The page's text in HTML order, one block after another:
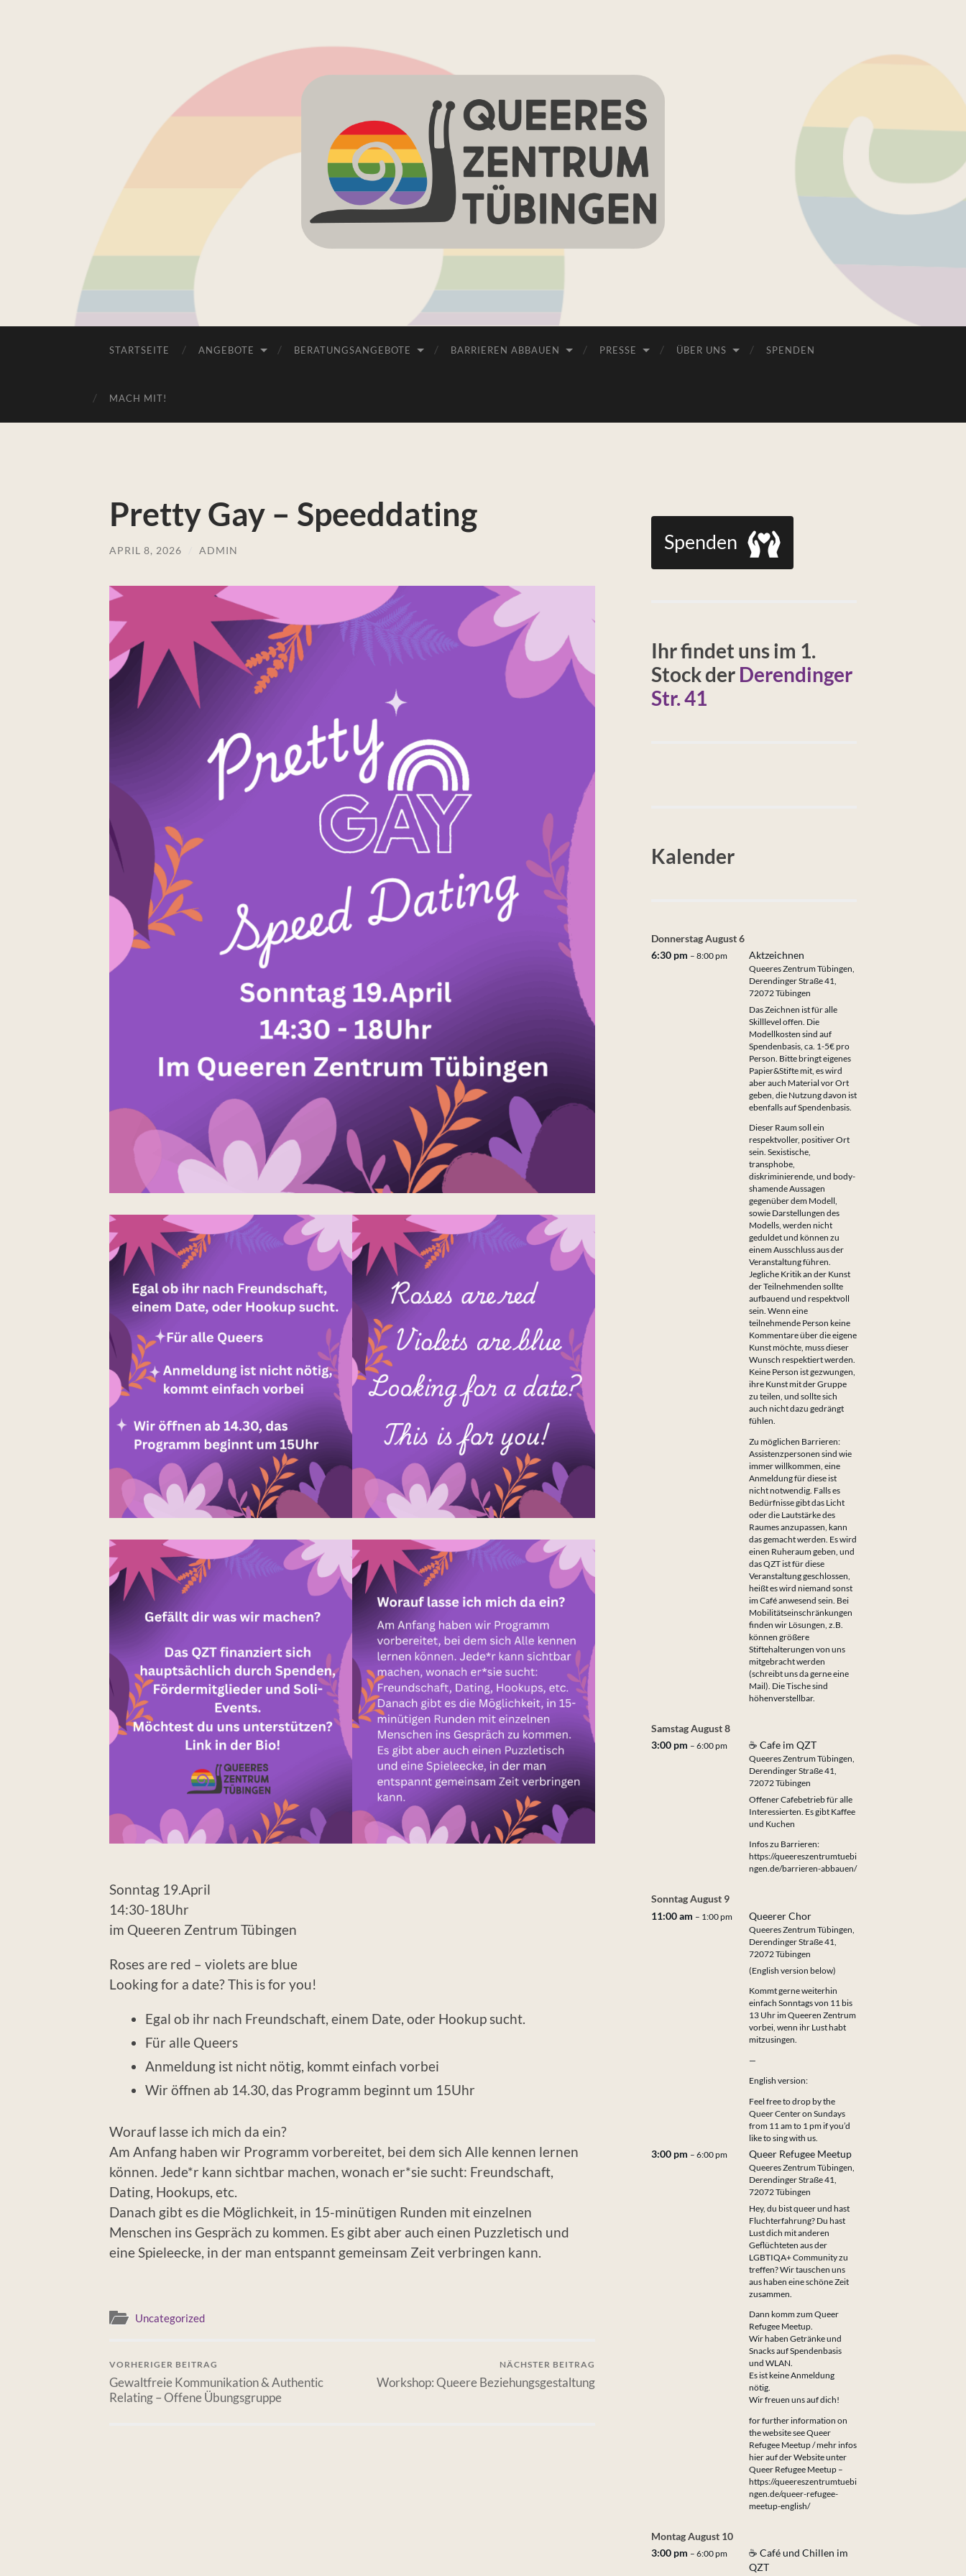
Queeres
STARTSEITE ANGEBOTE BERATUNGSANGEBOTE BARRIEREN ABBAUEN PRESSE ÜBER UNS SPENDEN
MACH MIT!
Pretty Gay – Speeddating
APRIL 8, 2026 ADMIN
Sonntag 19.April
14:30-18Uhr
im Queeren Zentrum Tübingen
Roses are red – violets are blue
Looking for a date? This is for you!
Egal ob ihr nach Freundschaft, einem Date, oder Hookup sucht.
Für alle Queers
Anmeldung ist nicht nötig, kommt einfach vorbei
Wir öffnen ab 14.30, das Programm beginnt um 15Uhr
Worauf lasse ich mich da ein?
Am Anfang haben wir Programm vorbereitet, bei dem sich Alle kennen lernen
können. Jede*r kann sichtbar machen, wonach er*sie sucht: Freundschaft,
Dating, Hookups, etc.
Danach gibt es die Möglichkeit, in 15-minütigen Runden mit einzelnen
Menschen ins Gespräch zu kommen. Es gibt aber auch einen Puzzletisch und
eine Spieleecke, in der man entspannt gemeinsam Zeit verbringen kann.
Uncategorized
VORHERIGER BEITRAG
Gewaltfreie Kommunikation & Authentic
Relating – Offene Übungsgruppe
NÄCHSTER BEITRAG
Workshop: Queere Beziehungsgestaltung
Spenden
Ihr findet uns im 1.
Stock der Derendinger
Str. 41
Kalender
DonnerstagAugust6
6:30 pm – 8:00 pm Aktzeichnen
Queeres Zentrum Tübingen,
Derendinger Straße 41,
72072 Tübingen
Das Zeichnen ist für alle
Skilllevel offen. Die
Modellkosten sind auf
Spendenbasis, ca. 1-5€ pro
Person. Bitte bringt eigenes
Papier&Stifte mit, es wird
aber auch Material vor Ort
geben, die Nutzung davon ist
ebenfalls auf Spendenbasis.
Dieser Raum soll ein
respektvoller, positiver Ort
sein. Sexistische,
transphobe,
diskriminierende, und body-
shamende Aussagen
gegenüber dem Modell,
sowie Darstellungen des
Modells, werden nicht
geduldet und können zu
einem Ausschluss aus der
Veranstaltung führen.
Jegliche Kritik an der Kunst
der Teilnehmenden sollte
aufbauend und respektvoll
sein. Wenn eine
teilnehmende Person keine
Kommentare über die eigene
Kunst möchte, muss dieser
Wunsch respektiert werden.
Keine Person ist gezwungen,
ihre Kunst mit der Gruppe
zu teilen, und sollte sich
auch nicht dazu gedrängt
fühlen.
Zu möglichen Barrieren:
Assistenzpersonen sind wie
immer willkommen, eine
Anmeldung für diese ist
nicht notwendig. Falls es
Bedürfnisse gibt das Licht
oder die Lautstärke des
Raumes anzupassen, kann
das gemacht werden. Es wird
einen Ruheraum geben, und
das QZT ist für diese
Veranstaltung geschlossen,
heißt es wird niemand sonst
im Café anwesend sein. Bei
Mobilitätseinschränkungen
finden wir Lösungen, z.B.
können größere
Stiftehalterungen von uns
mitgebracht werden
(schreibt uns da gerne eine
Mail). Die Tische sind
höhenverstellbar.
SamstagAugust8
3:00 pm – 6:00 pm ☕ Cafe im QZT
Queeres Zentrum Tübingen,
Derendinger Straße 41,
72072 Tübingen
Offener Cafebetrieb für alle
Interessierten. Es gibt Kaffee
und Kuchen
Infos zu Barrieren:
https://queereszentrumtuebi
ngen.de/barrieren-abbauen/
SonntagAugust 9
11:00 am – 1:00 pm Queerer Chor
Queeres Zentrum Tübingen,
Derendinger Straße 41,
72072 Tübingen
(English version below)
Kommt gerne weiterhin
einfach Sonntags von 11 bis
13 Uhr im Queeren Zentrum
vorbei, wenn ihr Lust habt
mitzusingen.
—
English version:
Feel free to drop by the
Queer Center on Sundays
from 11 am to 1 pm if you’d
like to sing with us.
3:00 pm – 6:00 pm Queer Refugee Meetup
Queeres Zentrum Tübingen,
Derendinger Straße 41,
72072 Tübingen
Hey, du bist queer und hast
Fluchterfahrung? Du hast
Lust dich mit anderen
Geflüchteten aus der
LGBTIQA+ Community zu
treffen? Wir tauschen uns
aus haben eine schöne Zeit
zusammen.
Dann komm zum Queer
Refugee Meetup.
Wir haben Getränke und
Snacks auf Spendenbasis
und WLAN.
Es ist keine Anmeldung
nötig.
Wir freuen uns auf dich!
for further information on
the website see Queer
Refugee Meetup / mehr infos
hier auf der Website unter
Queer Refugee Meetup –
https://queereszentrumtuebi
ngen.de/queer-refugee-
meetup-english/
MontagAugust 10
3:00 pm – 6:00 pm
☕ Café und Chillen im
QZT